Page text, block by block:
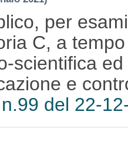
per
C, a
scientifica
e
del 22-